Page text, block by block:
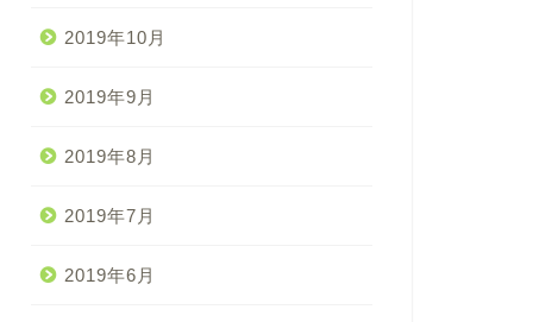
2019年10月
2019年9月
2019年8月
2019年7月
2019年6月